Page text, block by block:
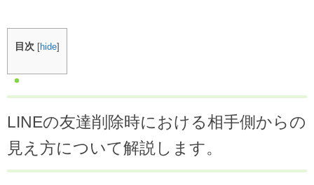
目次 [hide]
LINEの友達削除時における相手側からの
見え方について解説します。